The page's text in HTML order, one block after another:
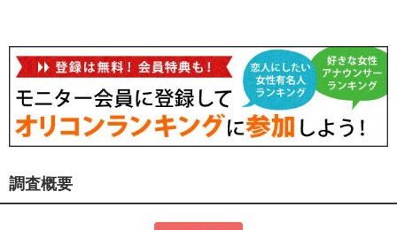
調査概要